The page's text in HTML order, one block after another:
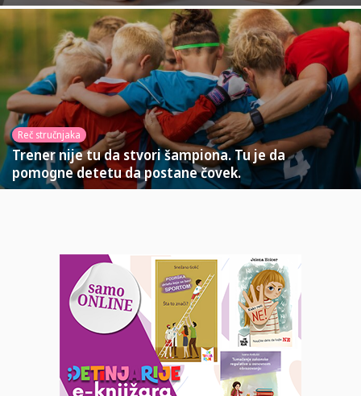
Reč stručnjaka
Trener nije tu da stvori šampiona. Tu je da
pomogne detetu da postane čovek.